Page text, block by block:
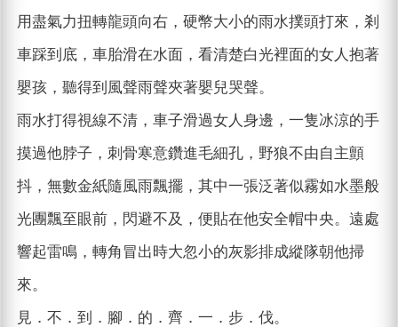
用盡氣力扭轉龍頭向右，硬幣大小的雨水撲頭打來，剎
車踩到底，車胎滑在水面，看清楚白光裡面的女人抱著
嬰孩，聽得到風聲雨聲夾著嬰兒哭聲。
雨水打得視線不清，車子滑過女人身邊，一隻冰涼的手
摸過他脖子，刺骨寒意鑽進毛細孔，野狼不由自主顫
抖，無數金紙隨風雨飄擺，其中一張泛著似霧如水墨般
光團飄至眼前，閃避不及，便貼在他安全帽中央。遠處
響起雷鳴，轉角冒出時大忽小的灰影排成縱隊朝他掃
來。
見．不．到．腳．的．齊．一．步．伐。